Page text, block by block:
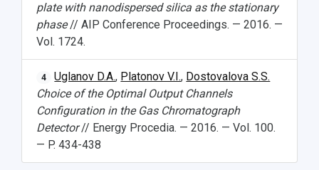
plate with nanodispersed silica as the stationary
phase// AIP Conference Proceedings. — 2016. —
Vol. 1724.
4 Uglanov D.A., Platonov V.I., Dostovalova S.S.
Choice of the Optimal Output Channels
Configuration in the Gas Chromatograph
Detector// Energy Procedia. — 2016. — Vol. 100.
— P. 434-438